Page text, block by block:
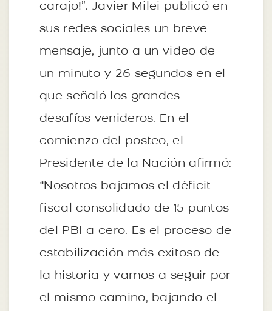
carajo!”. Javier Milei publicó en
sus redes sociales un breve
mensaje, junto a un video de
un minuto y 26 segundos en el
que señaló los grandes
desafíos venideros. En el
comienzo del posteo, el
Presidente de la Nación afirmó:
“Nosotros bajamos el déficit
fiscal consolidado de 15 puntos
del PBI a cero. Es el proceso de
estabilización más exitoso de
la historia y vamos a seguir por
el mismo camino, bajando el